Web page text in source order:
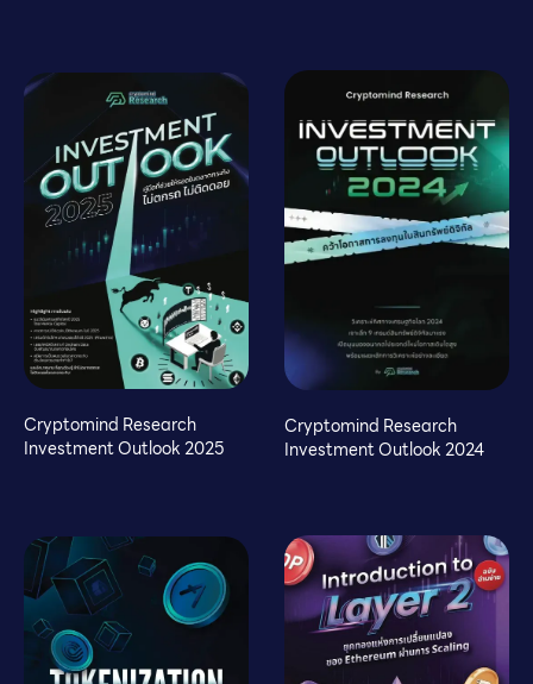
Cryptomind Research
Investment Outlook 2025
Cryptomind Research
Investment Outlook 2024